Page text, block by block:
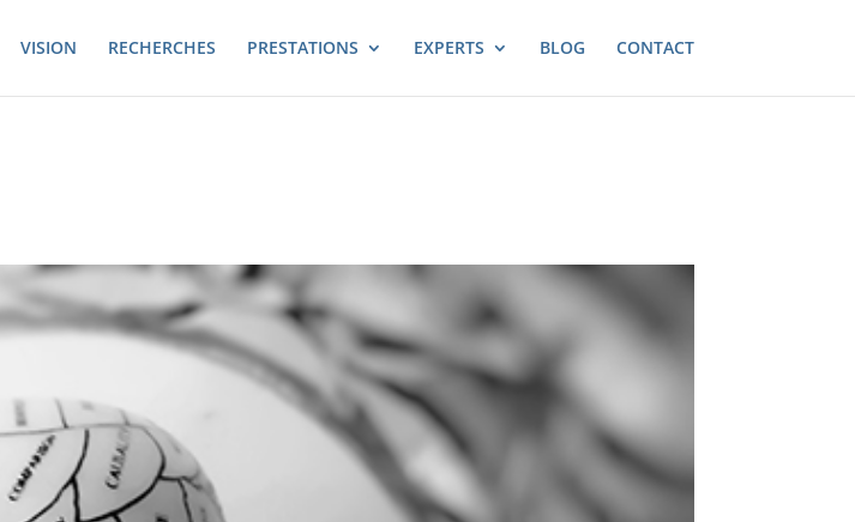
VISION RECHERCHES PRESTATIONS EXPERTS BLOG CONTACT